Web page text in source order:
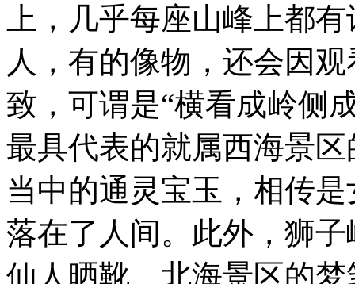
上，几乎每座山峰上都
人，有的像物，还会因
致，可谓是“横看成岭侧
最具代表的就属西海景
当中的通灵宝玉，相传
落在了人间。此外，狮
仙人晒靴、北海景区的